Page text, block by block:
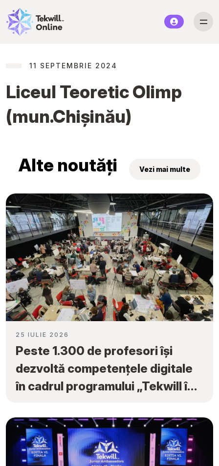
11 SEPTEMBRIE 2024
Liceul Teoretic Olimp
(mun.Chișinău)
Alte noutăți Vezi mai multe
25 IULIE 2026
Peste 1.300 de profesori își
dezvoltă competențele digitale
în cadrul programului „Tekwill în